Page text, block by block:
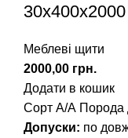
Меблеві щити
грн.
Додати в кошик
Сорт А/А Порода
Допуски: по